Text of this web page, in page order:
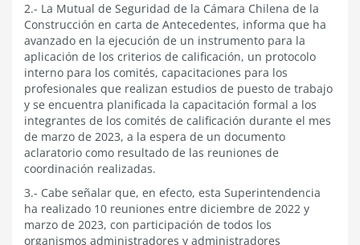
2.- La Mutual de Seguridad de la Cámara Chilena de la
Construcción en carta de Antecedentes, informa que ha
avanzado en la ejecución de un instrumento para la
aplicación de los criterios de calificación, un protocolo
interno para los comités, capacitaciones para los
profesionales que realizan estudios de puesto de trabajo
y se encuentra planificada la capacitación formal a los
integrantes de los comités de calificación durante el mes
de marzo de 2023, a la espera de un documento
aclaratorio como resultado de las reuniones de
coordinación realizadas.
3.- Cabe señalar que, en efecto, esta Superintendencia
ha realizado 10 reuniones entre diciembre de 2022 y
marzo de 2023, con participación de todos los
organismos administradores y administradores